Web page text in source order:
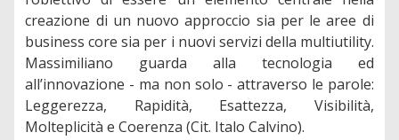
creazione di un nuovo approccio sia per le aree di
business core sia per i nuovi servizi della multiutility.
Massimiliano guarda alla tecnologia ed
all’innovazione - ma non solo - attraverso le parole:
Leggerezza, Rapidità, Esattezza, Visibilità,
Molteplicità e Coerenza (Cit. Italo Calvino).